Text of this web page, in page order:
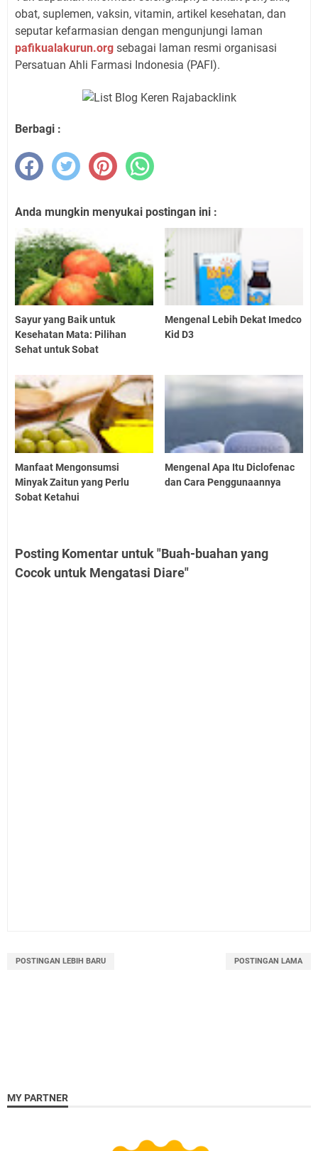
obat, suplemen, vaksin, vitamin, artikel kesehatan, dan
seputar kefarmasian dengan mengunjungi laman
pafikualakurun.org sebagai laman resmi organisasi
Persatuan Ahli Farmasi Indonesia (PAFI).
Berbagi :
Anda mungkin menyukai postingan ini :
Sayur yang Baik untuk
Kesehatan Mata: Pilihan
Sehat untuk Sobat
Mengenal Lebih Dekat Imedco
Kid D3
Manfaat Mengonsumsi
Minyak Zaitun yang Perlu
Sobat Ketahui
Mengenal Apa Itu Diclofenac
dan Cara Penggunaannya
Posting Komentar untuk "Buah-buahan yang
Cocok untuk Mengatasi Diare"
POSTINGAN LEBIH BARU POSTINGAN LAMA
MY PARTNER